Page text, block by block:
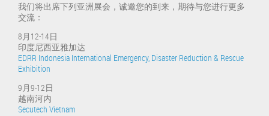
我们将出席下列亚洲展会，诚邀您的到来，期待与您进行更多
交流：
8月12-14日
印度尼西亚雅加达
EDRR Indonesia International Emergency, Disaster Reduction & Rescue
Exhibition
9月9-12日
越南河内
Secutech Vietnam